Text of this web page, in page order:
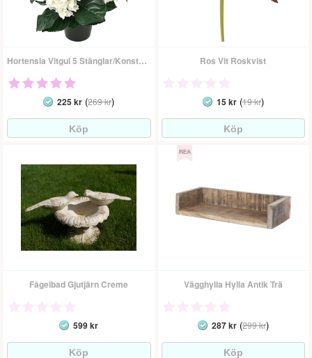
Hortensia Vitgul 5 Stänglar/Konstgjord Blomma
225 kr (269 kr)
Ros Vit Roskvist
15 kr(19 kr)
Fågelbad Gjutjärn Creme
599 kr
Vägghylla Hylla Antik Trä
287 kr(299 kr)